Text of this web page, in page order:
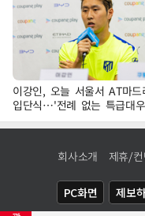
이강인, 오늘 서울서 AT마드
입단식…'전례 없는 특급대
회사소개 제휴/
PC화면 제보